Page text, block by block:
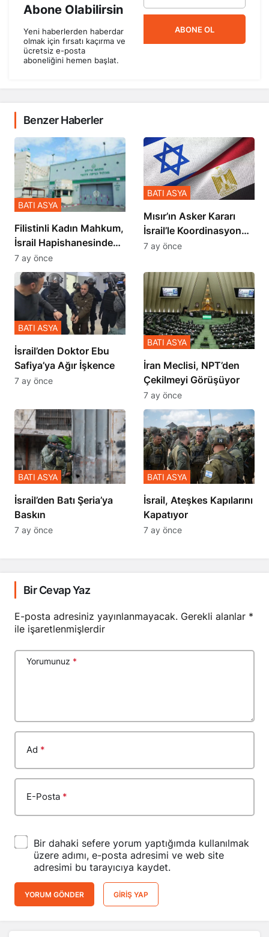
Abone Olabilirsin
Yeni haberlerden haberdar
olmak için fırsatı kaçırma ve
ücretsiz e-posta
aboneliğini hemen başlat.
ABONE OL
Benzer Haberler
Filistinli Kadın Mahkum,
İsrail Hapishanesindeki
Zulmü Anlattı
BATI ASYA
7 ay önce
Mısır’ın Asker Kararı
İsrail’le Koordinasyon
İçinde Gerçekleşmiş
BATI ASYA
7 ay önce
İsrail’den Doktor Ebu
Safiya’ya Ağır İşkence
BATI ASYA
7 ay önce
İran Meclisi, NPT’den
Çekilmeyi Görüşüyor
BATI ASYA
7 ay önce
​​​​​​​İsrail’den Batı Şeria’ya
Baskın
BATI ASYA
7 ay önce
İsrail, Ateşkes Kapılarını
Kapatıyor
BATI ASYA
7 ay önce
Bir Cevap Yaz
E-posta adresiniz yayınlanmayacak. Gerekli alanlar *
ile işaretlenmişlerdir
Yorumunuz *
Ad *
E-Posta *
Bir dahaki sefere yorum yaptığımda kullanılmak
üzere adımı, e-posta adresimi ve web site
adresimi bu tarayıcıya kaydet.
YORUM GÖNDER GIRIŞ YAP